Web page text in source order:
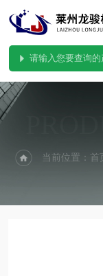
当前位置：首